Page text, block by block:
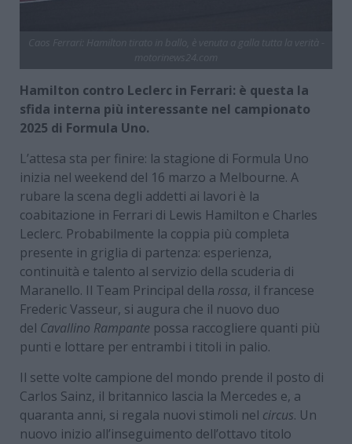
Hamilton contro Leclerc in Ferrari: è questa la
sfida interna più interessante nel campionato
2025 di Formula Uno.
L’attesa sta per finire: la stagione di Formula Uno
inizia nel weekend del 16 marzo a Melbourne. A
rubare la scena degli addetti ai lavori è la
coabitazione in Ferrari di Lewis Hamilton e Charles
Leclerc. Probabilmente la coppia più completa
presente in griglia di partenza: esperienza,
continuità e talento al servizio della scuderia di
Maranello. Il Team Principal della rossa, il francese
Frederic Vasseur, si augura che il nuovo duo
del Cavallino Rampante possa raccogliere quanti più
punti e lottare per entrambi i titoli in palio.
Il sette volte campione del mondo prende il posto di
Carlos Sainz, il britannico lascia la Mercedes e, a
quaranta anni, si regala nuovi stimoli nel circus. Un
nuovo inizio all’inseguimento dell’ottavo titolo